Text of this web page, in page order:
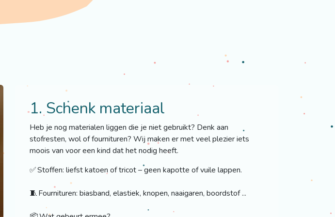
1. Schenk materiaal
Heb je nog materialen liggen die je niet gebruikt? Denk aan
stofresten, wol of fournituren? Wij maken er met veel plezier iets
moois van voor een kind dat het nodig heeft.
✅ Stoffen: liefst katoen of tricot – geen kapotte of vuile lappen.
🧵 Fournituren: biasband, elastiek, knopen, naaigaren, boordstof ...